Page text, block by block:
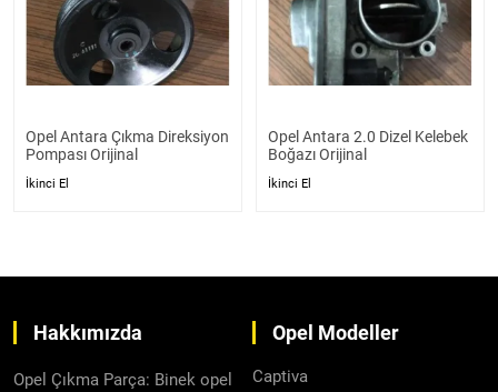
Opel Antara Çıkma Direksiyon
Pompası Orijinal
İkinci El
Opel Antara 2.0 Dizel Kelebek
Boğazı Orijinal
İkinci El
Hakkımızda
Opel Çıkma Parça: Binek opel
Opel Modeller
Captiva